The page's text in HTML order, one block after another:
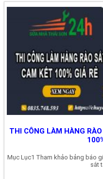
THI CÔNG LÀM HÀNG
Mục Lục1 Tham khảo bảng báo
sắt